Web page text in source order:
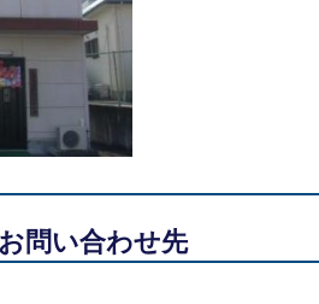
問い合わせ先